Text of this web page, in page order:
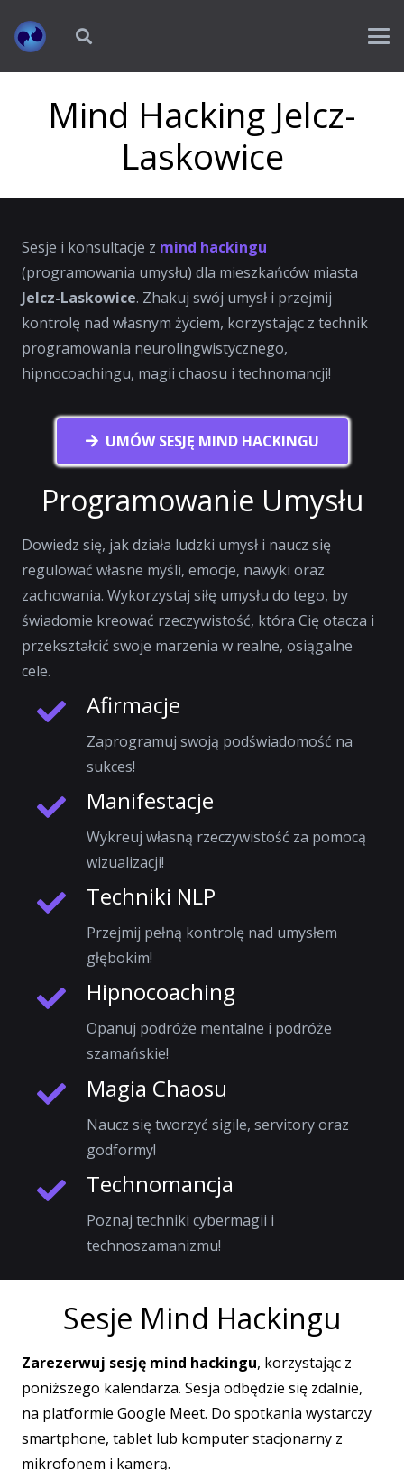
Mind Hacking Jelcz-
Laskowice
Sesje i konsultacje z mind hackingu
(programowania umysłu) dla mieszkańców miasta
Jelcz-Laskowice. Zhakuj swój umysł i przejmij
kontrolę nad własnym życiem, korzystając z technik
programowania neurolingwistycznego,
hipnocoachingu, magii chaosu i technomancji!
UMÓW SESJĘ MIND HACKINGU
Programowanie Umysłu
Dowiedz się, jak działa ludzki umysł i naucz się
regulować własne myśli, emocje, nawyki oraz
zachowania. Wykorzystaj siłę umysłu do tego, by
świadomie kreować rzeczywistość, która Cię otacza i
przekształcić swoje marzenia w realne, osiągalne
cele.
Afirmacje
Zaprogramuj swoją podświadomość na
sukces!
Manifestacje
Wykreuj własną rzeczywistość za pomocą
wizualizacji!
Techniki NLP
Przejmij pełną kontrolę nad umysłem
głębokim!
Hipnocoaching
Opanuj podróże mentalne i podróże
szamańskie!
Magia Chaosu
Naucz się tworzyć sigile, servitory oraz
godformy!
Technomancja
Poznaj techniki cybermagii i
technoszamanizmu!
Sesje Mind Hackingu
Zarezerwuj sesję mind hackingu, korzystając z
poniższego kalendarza. Sesja odbędzie się zdalnie,
na platformie Google Meet. Do spotkania wystarczy
smartphone, tablet lub komputer stacjonarny z
mikrofonem i kamerą.